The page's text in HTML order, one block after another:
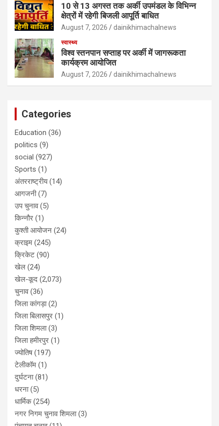
10 से 13 अगस्त तक अर्की उपमंडल के विभिन्न
क्षेत्रों में रहेगी बिजली आपूर्ति बाधित
August 7, 2026 dainikhimachalnews
स्वास्थ्य
विश्व स्तनपान सप्ताह पर अर्की में जागरूकता
कार्यक्रम आयोजित
August 7, 2026 dainikhimachalnews
Categories
Education (36)
politics (9)
social (927)
Sports (1)
अंतरराष्ट्रीय(14)
आगजनी(7)
उप चुनाव(5)
किन्नौर (1)
कुश्ती आयोजन (24)
क्राइम (245)
क्रिकेट (90)
खेल (24)
खेल-कूद (2,073)
चुनाव(36)
जिला कांगड़ा(2)
जिला बिलासपुर (1)
जिला शिमला(3)
जिला हमीरपुर (1)
ज्योतिष(197)
टेलीकॉम (1)
दुर्घटना(81)
धरना(5)
धार्मिक(254)
नगर निगम चुनाव शिमला(3)